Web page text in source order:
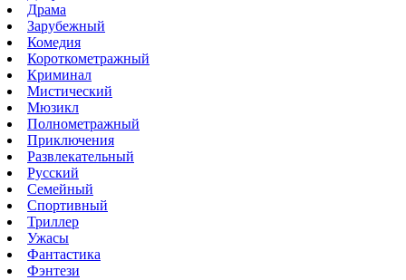
Драма
Зарубежный
Комедия
Короткометражный
Криминал
Мистический
Мюзикл
Полнометражный
Приключения
Развлекательный
Русский
Семейный
Спортивный
Триллер
Ужасы
Фантастика
Фэнтези